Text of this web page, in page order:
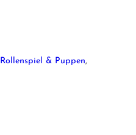
Rollenspiel & Puppen,